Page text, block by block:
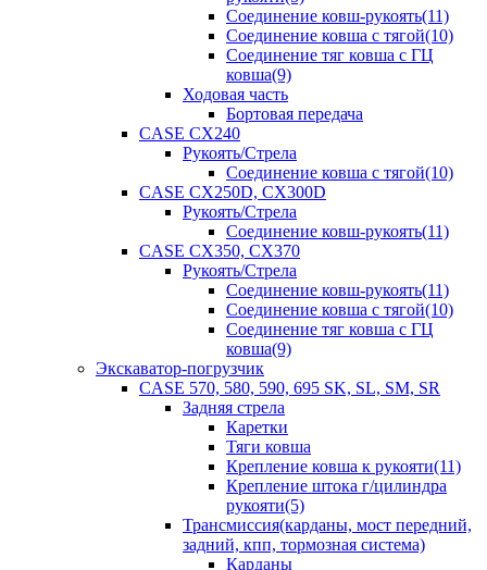
Соединение ковш-рукоять(11)
Соединение ковша с тягой(10)
Соединение тяг ковша с ГЦ
ковша(9)
Ходовая часть
Бортовая передача
CASE CX240
Рукоять/Стрела
Соединение ковша с тягой(10)
CASE CX250D, CX300D
Рукоять/Стрела
Соединение ковш-рукоять(11)
CASE CX350, CX370
Рукоять/Стрела
Соединение ковш-рукоять(11)
Соединение ковша с тягой(10)
Соединение тяг ковша с ГЦ
ковша(9)
Экскаватор-погрузчик
CASE 570, 580, 590, 695 SK, SL, SM, SR
Задняя стрела
Каретки
Тяги ковша
Крепление ковша к рукояти(11)
Крепление штока г/цилиндра
рукояти(5)
Трансмиссия(карданы, мост передний,
задний, кпп, тормозная система)
Карданы